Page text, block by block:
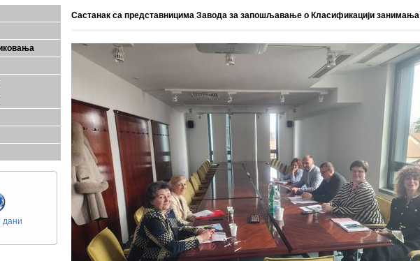
дани
Састанак са представницима Завода за запошљавање о Класификацији занимања